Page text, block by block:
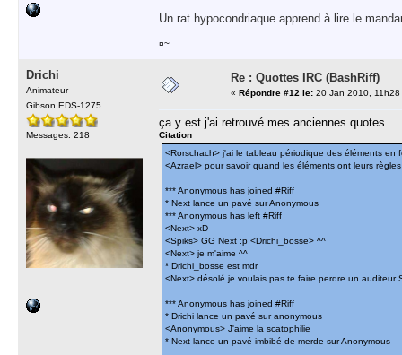
Un rat hypocondriaque apprend à lire le
¤~
Drichi
Animateur
Gibson EDS-1275
Messages: 218
Re : Quottes IRC (BashRiff)
« Répondre #12 le: 20 Jan 2010, 11h28
ça y est j'ai retrouvé mes anciennes quotes
Citation
<Rorschach> j'ai le tableau périodique des éléments en
<Azrael> pour savoir quand les éléments ont leurs règles
*** Anonymous has joined #Riff
* Next lance un pavé sur Anonymous
*** Anonymous has left #Riff
<Next> xD
<Spiks> GG Next :p <Drichi_bosse> ^^
<Next> je m'aime ^^
* Drichi_bosse est mdr
<Next> désolé je voulais pas te faire perdre un auditeur
*** Anonymous has joined #Riff
* Drichi lance un pavé sur anonymous
<Anonymous> J'aime la scatophilie
* Next lance un pavé imbibé de merde sur Anonymous